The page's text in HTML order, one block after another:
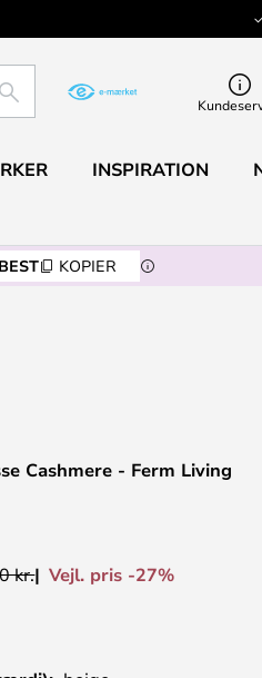
SØG
INSPIRATION
BEST KOPIER
Cashmere - Ferm Living
kr. Vejl. pris -27%